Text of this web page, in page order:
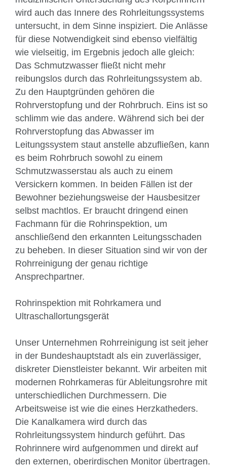
wird auch das Innere des Rohrleitungssystems
untersucht, in dem Sinne inspiziert. Die Anlässe
für diese Notwendigkeit sind ebenso vielfältig
wie vielseitig, im Ergebnis jedoch alle gleich:
Das Schmutzwasser fließt nicht mehr
reibungslos durch das Rohrleitungssystem ab.
Zu den Hauptgründen gehören die
Rohrverstopfung und der Rohrbruch. Eins ist so
schlimm wie das andere. Während sich bei der
Rohrverstopfung das Abwasser im
Leitungssystem staut anstelle abzufließen, kann
es beim Rohrbruch sowohl zu einem
Schmutzwasserstau als auch zu einem
Versickern kommen. In beiden Fällen ist der
Bewohner beziehungsweise der Hausbesitzer
selbst machtlos. Er braucht dringend einen
Fachmann für die Rohrinspektion, um
anschließend den erkannten Leitungsschaden
zu beheben. In dieser Situation sind wir von der
Rohrreinigung der genau richtige
Ansprechpartner.
Rohrinspektion mit Rohrkamera und
Ultraschallortungsgerät
Unser Unternehmen Rohrreinigung ist seit jeher
in der Bundeshauptstadt als ein zuverlässiger,
diskreter Dienstleister bekannt. Wir arbeiten mit
modernen Rohrkameras für Ableitungsrohre mit
unterschiedlichen Durchmessern. Die
Arbeitsweise ist wie die eines Herzkatheders.
Die Kanalkamera wird durch das
Rohrleitungssystem hindurch geführt. Das
Rohrinnere wird aufgenommen und direkt auf
den externen, oberirdischen Monitor übertragen.